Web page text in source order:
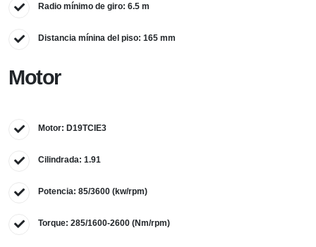
Radio mínimo de giro: 6.5 m
Distancia mínina del piso: 165 mm
Motor
Motor: D19TCIE3
Cilindrada: 1.91
Potencia: 85/3600 (kw/rpm)
Torque: 285/1600-2600 (Nm/rpm)